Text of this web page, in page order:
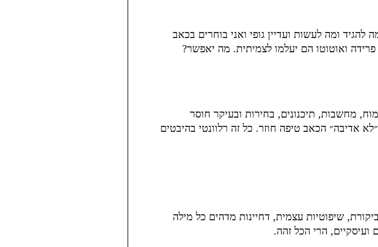
ומה לעשות ועדיין גופי ואני בוחרים בכאב
ואוטוטו הם יעלמו לצמיתית. מה יאפשר?
מחשבות, תיכנונים, בחירות ובעיקר חוסר
אדיבה״ הכאב טיפה חוזר. כל זה רלוונטי בהיבטים
שיפוטיות עצמית, דחיינות מדהים כל מילה
ועיסקיים, הרי הכל זהה.